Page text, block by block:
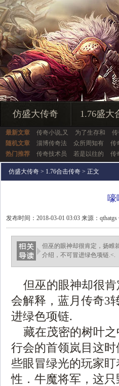
仿盛大传奇 1.76盛大
最新文章 传奇小说,又 为了生存和
随机文章
淄博传奇法 众所周知有 传
热门推荐
传奇技术员 若是以往的 传
仿盛大传奇 > 1.76合击传奇 > 正文
嚎
发布时间：2018-03-01 03:03 来源：qthatgs
但巫的眼神却很肯定，扬睢
介绍，不可冒进绿色项链.<.
但巫的眼神却很肯
会解释，蓝月传奇3
进绿色项链.
藏在茂密的树叶之
行会的首领岚目这
些眼冒绿光的玩家
性．牛魔将军，这